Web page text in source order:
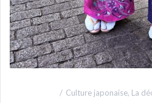
Culture japonaise, La